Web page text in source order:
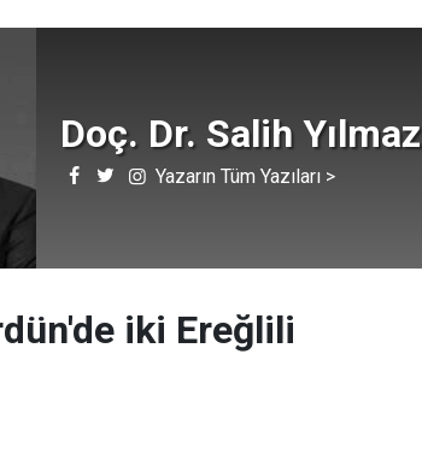
Doç. Dr. Salih Yılmaz
Yazarın Tüm Yazıları >
iki Ereğlili